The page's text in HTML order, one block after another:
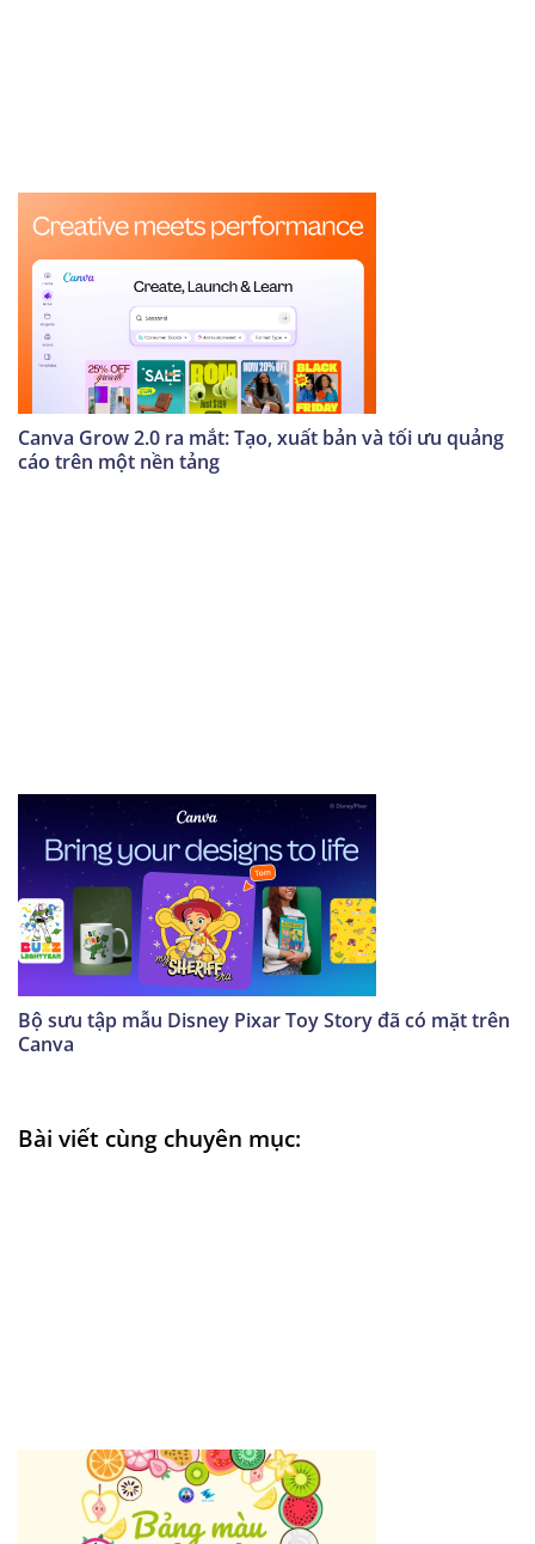
Canva Grow 2.0 ra mắt: Tạo, xuất bản và tối ưu quảng
cáo trên một nền tảng
Bộ sưu tập mẫu Disney Pixar Toy Story đã có mặt trên
Canva
Bài viết cùng chuyên mục: